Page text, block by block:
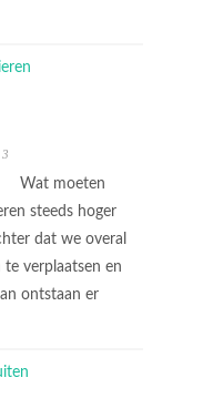
Wat moeten
steeds hoger
dat we overal
te verplaatsen en
ontstaan er